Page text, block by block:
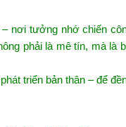
nơi tưởng nhớ chiến
phải là mê tín, mà là
triển bản thân – để